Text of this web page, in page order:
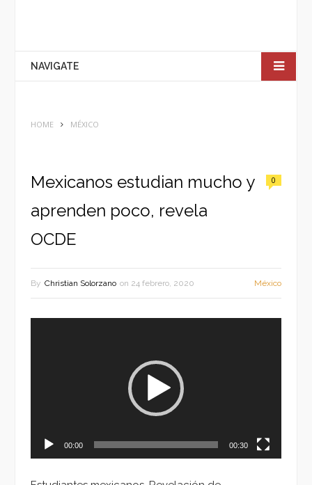
NAVIGATE
HOME MÉXICO
Mexicanos estudian mucho y
aprenden poco, revela
OCDE
0
By Christian Solorzano on 24 febrero, 2020 México
00:00 00:30